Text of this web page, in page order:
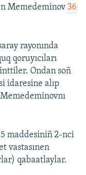
Memedeminov 36
rayonında
qoruyıcıları
Ondan soñ
idaresine alıp
maddesiniñ 2-nci
vastasınen
qabaatlaylar.